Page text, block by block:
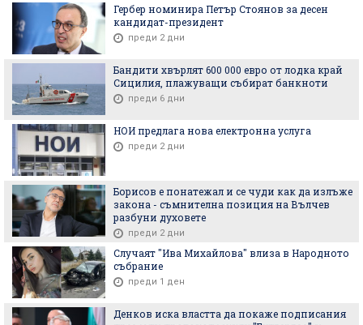
Гербер номинира Петър Стоянов за десен
кандидат-президент
преди 2 дни
Бандити хвърлят 600 000 евро от лодка край
Сицилия, плажуващи събират банкноти
преди 6 дни
НОИ предлага нова електронна услуга
преди 2 дни
Борисов е понатежал и се чуди как да излъже
закона - съмнителна позиция на Вълчев
разбуни духовете
преди 2 дни
Случаят "Ива Михайлова" влиза в Народното
събрание
преди 1 ден
Денков иска властта да покаже подписания